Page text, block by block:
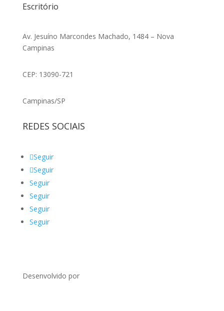
Escritório
Av. Jesuíno Marcondes Machado, 1484 – Nova
Campinas
CEP: 13090-721
Campinas/SP
REDES SOCIAIS
Seguir
Seguir
Seguir
Seguir
Seguir
Seguir
Desenvolvido por